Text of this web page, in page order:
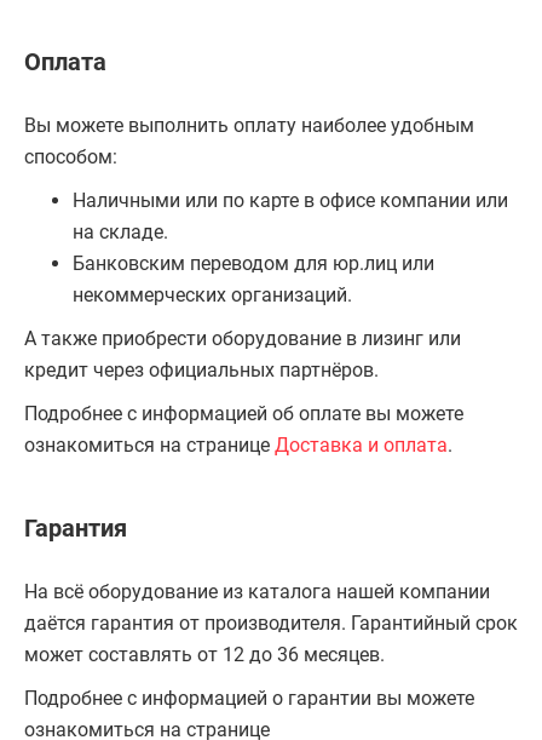
Оплата
Вы можете выполнить оплату наиболее удобным
способом:
Наличными или по карте в офисе компании или
на складе.
Банковским переводом для юр.лиц или
некоммерческих организаций.
А также приобрести оборудование в лизинг или
кредит через официальных партнёров.
Подробнее с информацией об оплате вы можете
ознакомиться на странице Доставка и оплата.
Гарантия
На всё оборудование из каталога нашей компании
даётся гарантия от производителя. Гарантийный срок
может составлять от 12 до 36 месяцев.
Подробнее с информацией о гарантии вы можете
ознакомиться на странице